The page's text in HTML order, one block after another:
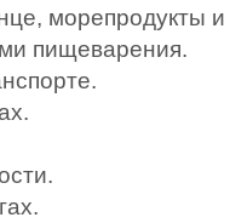
морепродукты
пищеварения.